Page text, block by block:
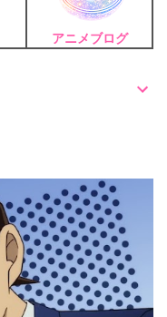
アニメブログ